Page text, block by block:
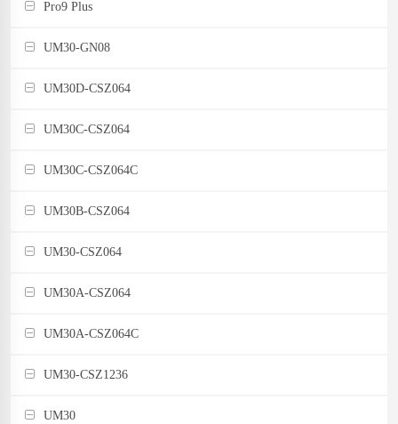
Pro9 Plus
UM30-GN08
UM30D-CSZ064
UM30C-CSZ064
UM30C-CSZ064C
UM30B-CSZ064
UM30-CSZ064
UM30A-CSZ064
UM30A-CSZ064C
UM30-CSZ1236
UM30